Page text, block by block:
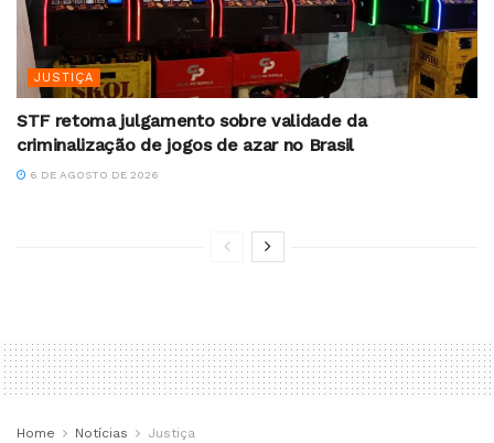
JUSTIÇA
STF retoma julgamento sobre validade da
criminalização de jogos de azar no Brasil
6 DE AGOSTO DE 2026
Home Notícias Justiça